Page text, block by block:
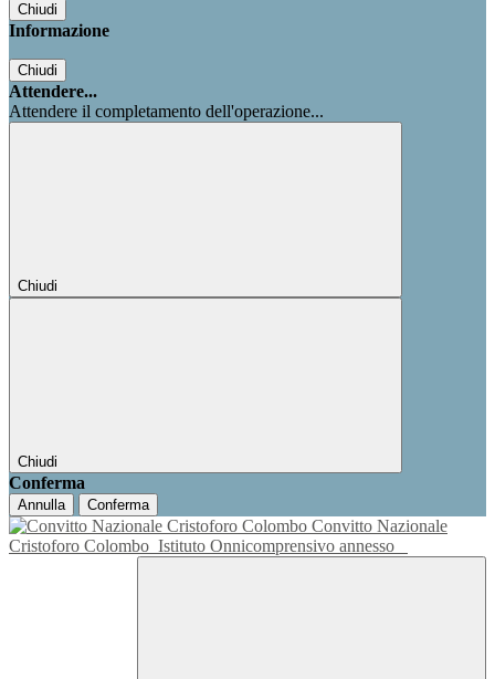
Chiudi
Informazione
Chiudi
Attendere...
Attendere il completamento dell'operazione...
Chiudi
Chiudi
Conferma
Annulla Conferma
Convitto Nazionale
Cristoforo Colombo Istituto Onnicomprensivo annesso